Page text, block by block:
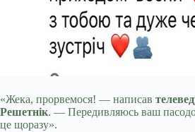
«Жека, прорвемося! — написав
Решетнік. — Передивляюсь ваш
це щоразу».